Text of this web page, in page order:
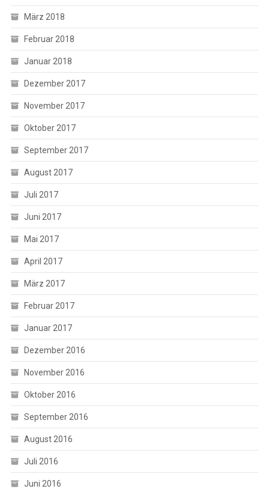
März 2018
Februar 2018
Januar 2018
Dezember 2017
November 2017
Oktober 2017
September 2017
August 2017
Juli 2017
Juni 2017
Mai 2017
April 2017
März 2017
Februar 2017
Januar 2017
Dezember 2016
November 2016
Oktober 2016
September 2016
August 2016
Juli 2016
Juni 2016